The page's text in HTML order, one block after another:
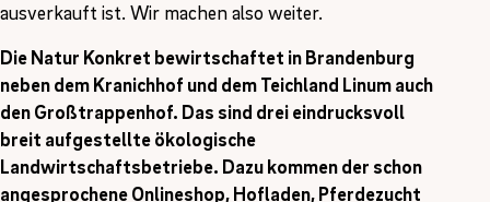
ausverkauft ist. Wir machen also weiter.
Die Natur Konkret bewirtschaftet in Brandenburg
neben dem Kranichhof und dem Teichland Linum auch
den Großtrappenhof. Das sind drei eindrucksvoll
breit aufgestellte ökologische
Landwirtschaftsbetriebe. Dazu kommen der schon
angesprochene Onlineshop, Hofladen, Pferdezucht